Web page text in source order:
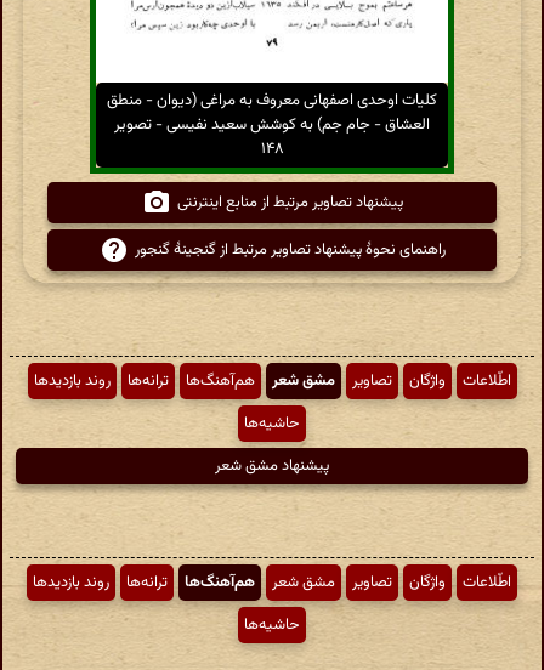
کلیات اوحدی اصفهانی معروف به مراغی (دیوان - منطق
العشاق - جام جم) به کوشش سعید نفیسی - تصویر
۱۴۸
پیشنهاد تصاویر مرتبط از منابع اینترنتی
راهنمای نحوهٔ پیشنهاد تصاویر مرتبط از گنجینهٔ گنجور
اطّلاعات واژگان تصاویر مشق شعر هم‌آهنگ‌ها ترانه‌ها
روند بازدیدها
حاشیه‌ها
پیشنهاد مشق شعر
اطّلاعات واژگان تصاویر مشق شعر هم‌آهنگ‌ها ترانه‌ها
روند بازدیدها
حاشیه‌ها